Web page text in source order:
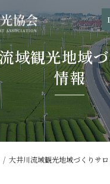
域観光地域
情報
大井川流域観光地域づくりサ